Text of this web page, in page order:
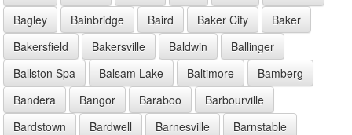
Bagley
Bainbridge Baird Baker City
Baker
Bakersfield
Bakersville Baldwin
Ballinger
Ballston Spa
Balsam Lake Baltimore
Bamberg
Bandera
Bangor Baraboo
Barbourville
Bardstown
Bardwell Barnesville
Barnstable